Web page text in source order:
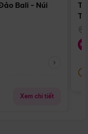
Bali - Núi
Xem chi tiết